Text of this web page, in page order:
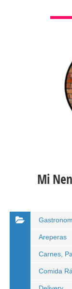
Mi
Areperas
Carnes,
Comida